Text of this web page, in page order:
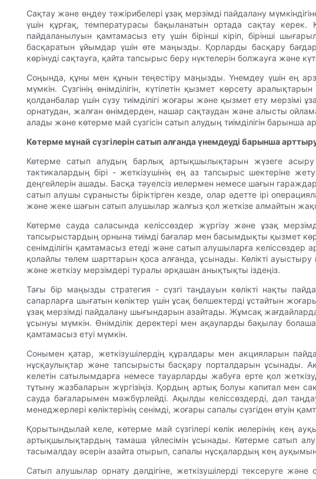
Сақтау және өңдеу тәжірибелері ұзақ мерзімді пайдалану
үшін құрғақ, температурасы бақыланатын ортада сақтау
пайдаланылуын қамтамасыз ету үшін бірінші кіріп, бірінші
басқаратын ұйымдар үшін өте маңызды. Қорларды басқару
көрінуді сақтауға, қайта тапсырыс беру нүктелерін болжауға және
Соңында, құны мен құнын теңестіру маңызды. Үнемдеу үшін ең
мүмкін. Сүзгінің өнімділігін, күтілетін қызмет көрсету
қолданбалар үшін сүзу тиімділігі жоғары және қызмет ету
орнатудан, жалған өнімдерден, нашар сақтаудан және алысты
алады және көтерме май сүзгісін сатып алудың тиімділігін барынша
Көтерме мұнай сүзгілерін сатып алғанда үнемдеуді барынша
Көтерме сатып алудың барлық артықшылықтарын жүзеге асыру
тактикалардың бірі - жеткізушінің ең аз тапсырыс шектеріне
деңгейлерін ашады. Басқа тәуелсіз иелермен немесе шағын
сатып алушы сұранысты біріктірген кезде, олар әдетте ірі
және жеке шағын сатып алушылар жалғыз қол жеткізе алмайтын
Көтерме сауда саласында келіссөздер жүргізу және ұзақ
тапсырыстардың орнына тиімді бағалар мен басымдықты қызмет
сенімділігін қамтамасыз етеді және сатып алушыларға келіссөздер
қолайлы төлем шарттарын қоса алғанда, ұсынады. Көлікті ауыстыру
және жеткізу мерзімдері туралы әрқашан анықтықты іздеңіз.
Тағы бір маңызды стратегия - сүзгі таңдауын көлікті нақты
сапарларға шығатын көліктер үшін ұсақ бөлшектерді ұстайтын
ұзақ мерзімді пайдалану шығындарын азайтады. Жұмсақ
ұсынуы мүмкін. Өнімділік деректері мен ақауларды бақылау
қамтамасыз етуі мүмкін.
Сонымен қатар, жеткізушілердің құралдары мен акцияларын
нұсқаулықтар және тапсырысты басқару порталдарын ұсынады.
келетін сатылымдарға немесе тауарларды жабуға ерте қол
тұтыну жазбаларын жүргізіңіз. Қордың артық болуы капитал мен
сауда бағаларымен мәжбүрлейді. Ақылды келіссөздерді, дәл
менеджерлері көліктерінің сенімді, жоғары сапалы сүзгіден өтуін
Қорытындылай келе, көтерме май сүзгілері көлік иелерінің кең
артықшылықтардың тамаша үйлесімін ұсынады. Көтерме сатып
тасымалдау әсерін азайта отырып, сапалы нұсқалардың кең
Сатып алушылар орнату дәлдігіне, жеткізушілерді тексеруге және